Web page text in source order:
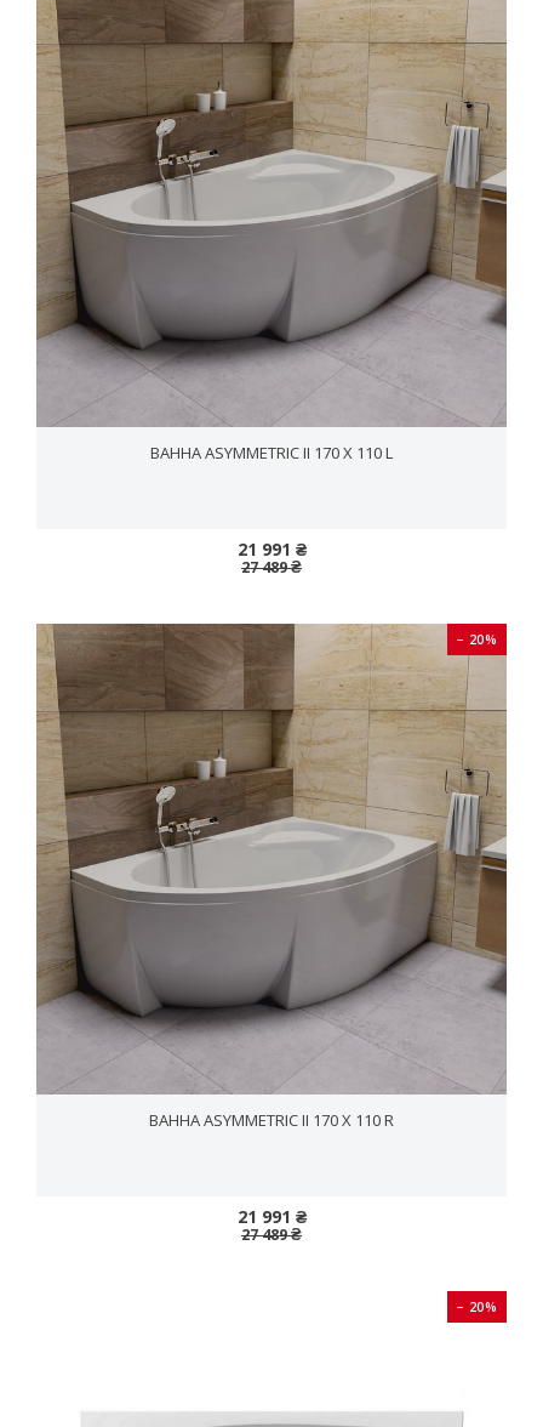
ВАННА ASYММETRIC II 170 X 110 L
21 991 ₴
27 489 ₴
− 20%
ВАННА ASYММETRIC II 170 X 110 R
21 991 ₴
27 489 ₴
− 20%